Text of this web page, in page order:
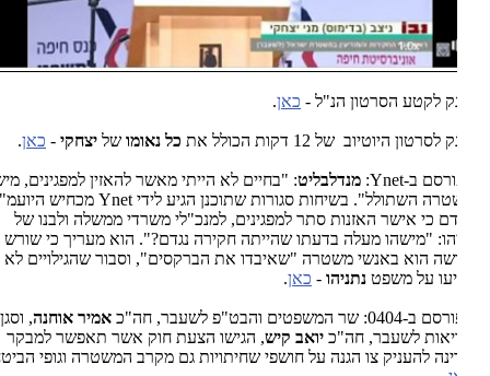
לקטע הסרטון הנ"ל -כאן.
היוטיוב של 12 דקות הכולל את כל נאומושליצחקי-כאן.
ב-Ynet
:מנדלבליט: "בחיים לא הייתי מאשר להאזין למפגינים, מישהו
השתולל". בשיחות סגורות שתוכנן הגיע לידי Ynetמכחיש היועמ"ש
כי אישר האזנות סתר למפגינים, למנכ"לי משרדי ממשלה ולבנו של
"מישהו מעלה בדעתו שהייתה חקירה נגדם?". הוא מעריך כי שורש
הוא באנשי משטרה "שאיבדו את הברקסים", וסבור שהגילויים לא
על משפטנתניהו-כאן.
שר המשפטים והבט"פ לשעבר, חה"כ אמיר אוחנה, וסגן שר
לשעבר, חה"כיואב קיש, הגישו הצעת חוק אשר תאפשר למבקר
להעניק צו הגנה על חושפי שחיתויות גם מקרב המשטרה וגופי הביטחון